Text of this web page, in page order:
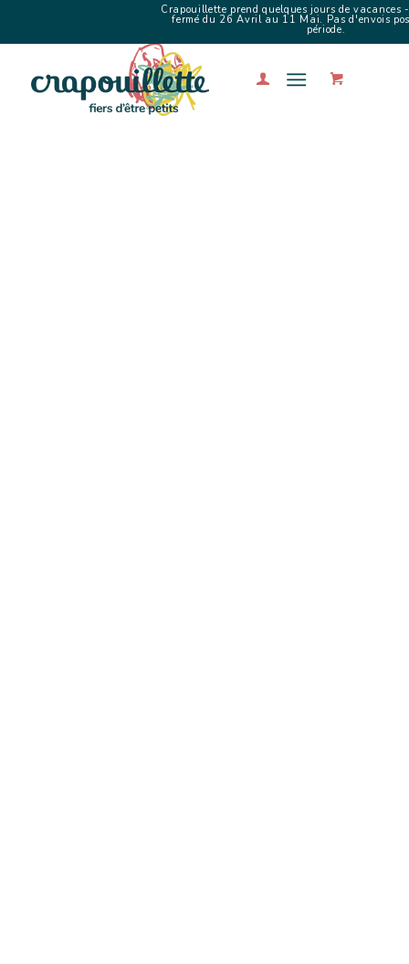
Crapouillette prend quelques jours de vacances
fermé du 26 Avril au 11 Mai. Pas d'envois
période.